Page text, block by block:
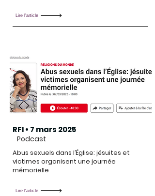
Lire l'article
RFI • 7 mars 2025
Podcast
Abus sexuels dans l’Église: jésuites et
victimes organisent une journée
mémorielle
Lire l'article